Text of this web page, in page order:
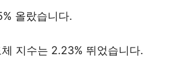
올랐습니다.
지수는 2.23% 뛰었습니다.